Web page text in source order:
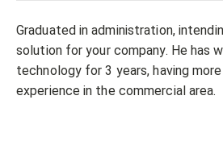
Graduated in administration,
solution for your company. He has
technology for 3 years, having
experience in the commercial area.